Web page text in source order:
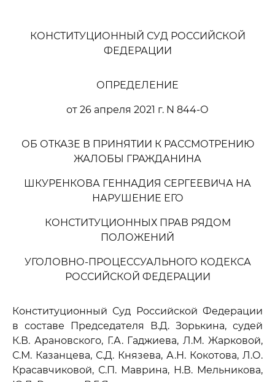
КОНСТИТУЦИОННЫЙ СУД РОССИЙСКОЙ
ФЕДЕРАЦИИ
ОПРЕДЕЛЕНИЕ
от 26 апреля 2021 г. N 844-О
ОБ ОТКАЗЕ В ПРИНЯТИИ К РАССМОТРЕНИЮ
ЖАЛОБЫ ГРАЖДАНИНА
ШКУРЕНКОВА ГЕННАДИЯ СЕРГЕЕВИЧА НА
НАРУШЕНИЕ ЕГО
КОНСТИТУЦИОННЫХ ПРАВ РЯДОМ
ПОЛОЖЕНИЙ
УГОЛОВНО-ПРОЦЕССУАЛЬНОГО КОДЕКСА
РОССИЙСКОЙ ФЕДЕРАЦИИ
Конституционный Суд Российской Федерации
в составе Председателя В.Д. Зорькина, судей
К.В. Арановского, Г.А. Гаджиева, Л.М. Жарковой,
С.М. Казанцева, С.Д. Князева, А.Н. Кокотова, Л.О.
Красавчиковой, С.П. Маврина, Н.В. Мельникова,